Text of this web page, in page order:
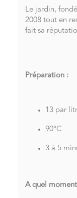
Le jardin,
2008 tout en
fait sa
Préparation :
13 par
90°C
3 à 5
A quel